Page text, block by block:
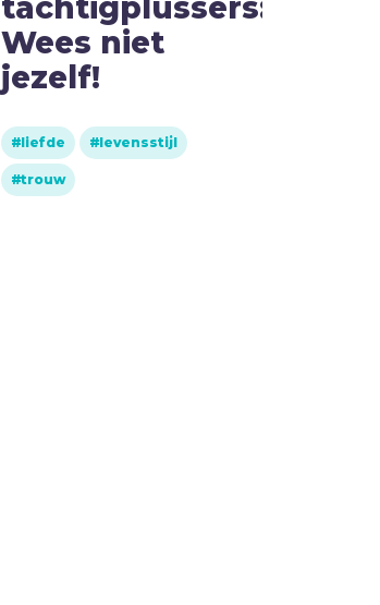
Wees niet
jezelf!
liefde levensstijl
trouw